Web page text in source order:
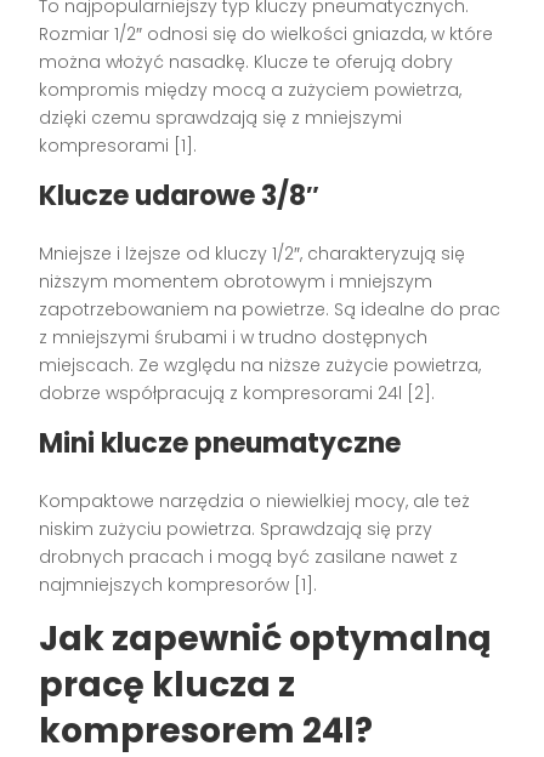
To najpopularniejszy typ kluczy pneumatycznych.
Rozmiar 1/2″ odnosi się do wielkości gniazda, w które
można włożyć nasadkę. Klucze te oferują dobry
kompromis między mocą a zużyciem powietrza,
dzięki czemu sprawdzają się z mniejszymi
kompresorami [1].
Klucze udarowe 3/8″
Mniejsze i lżejsze od kluczy 1/2″, charakteryzują się
niższym momentem obrotowym i mniejszym
zapotrzebowaniem na powietrze. Są idealne do prac
z mniejszymi śrubami i w trudno dostępnych
miejscach. Ze względu na niższe zużycie powietrza,
dobrze współpracują z kompresorami 24l [2].
Mini klucze pneumatyczne
Kompaktowe narzędzia o niewielkiej mocy, ale też
niskim zużyciu powietrza. Sprawdzają się przy
drobnych pracach i mogą być zasilane nawet z
najmniejszych kompresorów [1].
Jak zapewnić optymalną
pracę klucza z
kompresorem 24l?